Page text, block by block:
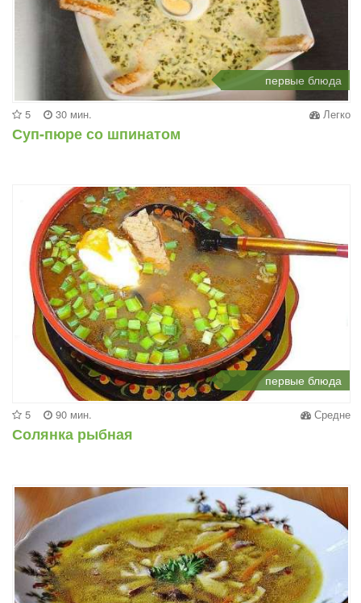
первые блюда
5 30 мин. Легко
Суп-пюре со шпинатом
первые блюда
5 90 мин. Средне
Солянка рыбная